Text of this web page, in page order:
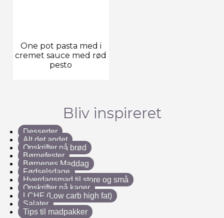
One pot pasta med i
cremet sauce med rød
pesto
Bliv inspireret
Desserter
Alt det andet
Opskrifter på brød
Børnefester
Børnenes Maddag
Fødselsdage
Hverdagsmad til store og små
Opskrifter på kager
LCHF (Low carb high fat)
Salater
Tips til madpakker